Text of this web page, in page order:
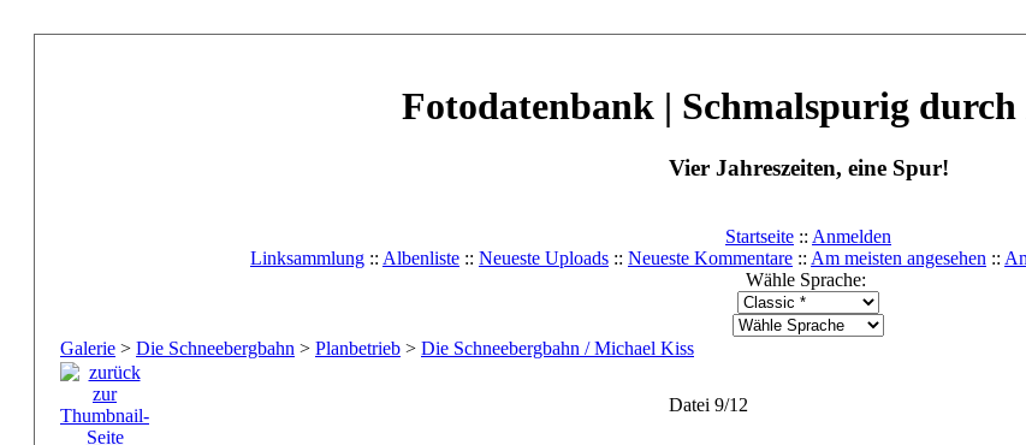
Fotodatenbank | Schmalspurig
Vier Jahreszeiten, eine Spur!
Startseite :: Anmelden
Linksammlung :: Albenliste :: Neueste Uploads :: Neueste Kommentare :: Am meisten angesehen ::
Wähle Sprache:
Galerie > Die Schneebergbahn > Planbetrieb > Die Schneebergbahn / Michael Kiss
Datei 9/12